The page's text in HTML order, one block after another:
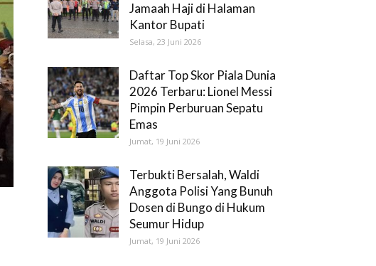
Jamaah Haji di Halaman
Kantor Bupati
Selasa, 23 Juni 2026
Daftar Top Skor Piala Dunia
2026 Terbaru: Lionel Messi
Pimpin Perburuan Sepatu
Emas
Jumat, 19 Juni 2026
Terbukti Bersalah, Waldi
Anggota Polisi Yang Bunuh
Dosen di Bungo di Hukum
Seumur Hidup
Jumat, 19 Juni 2026